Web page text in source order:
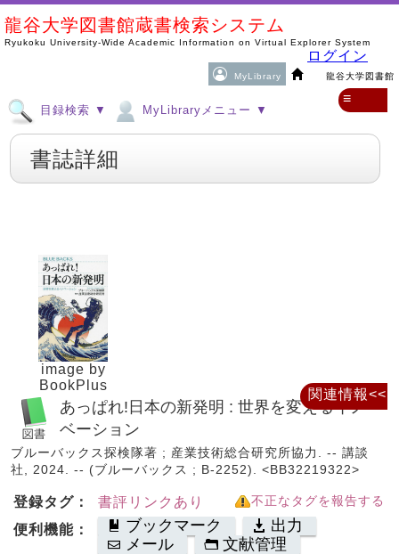
龍谷大学図書館蔵書検索システム
Ryukoku University-Wide Academic Information on Virtual Explorer System
MyLibrary 龍谷大学図書館
ログイン
目録検索 ▼ MyLibraryメニュー ▼
≡
書誌詳細
image by
BookPlus
あっぱれ!日本の新発明 : 世界を変えるイノ
ベーション
ブルーバックス探検隊著 ; 産業技術総合研究所協力. -- 講談
社, 2024. -- (ブルーバックス ; B-2252). <BB32219322>
登録タグ： 書評リンクあり 不正なタグを報告する
便利機能： ブックマーク
出力
メール
文献管理
関連情報<<